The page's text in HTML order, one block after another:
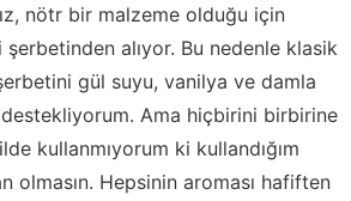
nötr bir malzeme olduğu için
alıyor. Bu nedenle klasik
gül suyu, vanilya ve damla
destekliyorum. Ama hiçbirini birbirine
kullanmıyorum ki kullandığım
olmasın. Hepsinin aroması hafiften